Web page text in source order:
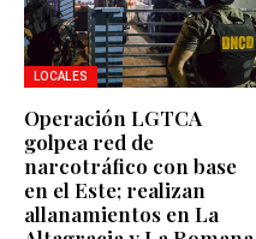
LOCALES
Operación LGTCA
golpea red de
narcotráfico con base
en el Este; realizan
allanamientos en La